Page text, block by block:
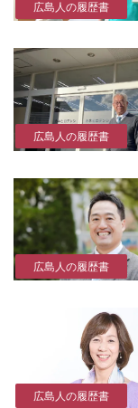
広島人の履歴書
広島人の履歴書
広島人の履歴書
広島人の履歴書